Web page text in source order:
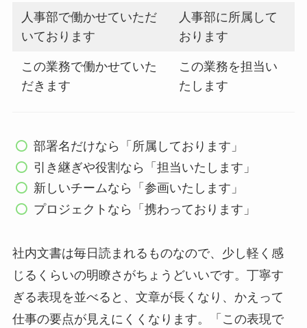
人事部で働かせていただ
いております
人事部に所属して
おります
この業務で働かせていた
だきます
この業務を担当い
たします
部署名だけなら「所属しております」
引き継ぎや役割なら「担当いたします」
新しいチームなら「参画いたします」
プロジェクトなら「携わっております」
社内文書は毎日読まれるものなので、少し軽く感
じるくらいの明瞭さがちょうどいいです。丁寧す
ぎる表現を並べると、文章が長くなり、かえって
仕事の要点が見えにくくなります。「この表現で